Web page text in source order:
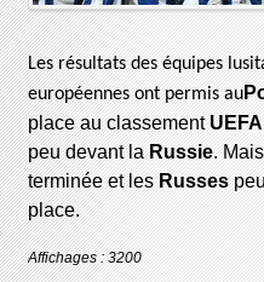
Les résultats des équipes
européennes ont permis au
place au classementUEFA
peu devant la Russie.
terminée et les Russes
place.
Affichages : 3200